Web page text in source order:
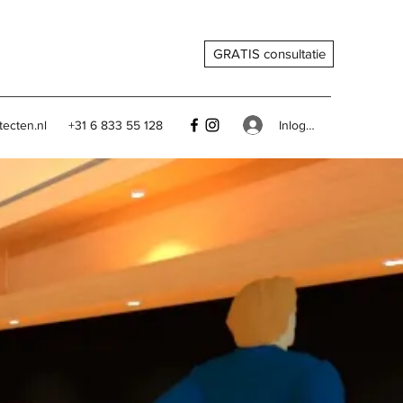
GRATIS consultatie
+31 6 833 55 128 Inloggen